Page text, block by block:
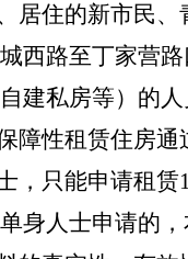
居住的新市民
西路至丁家营
建私房等） 的
障性租赁住房
，只能申请租赁
身人士申请的